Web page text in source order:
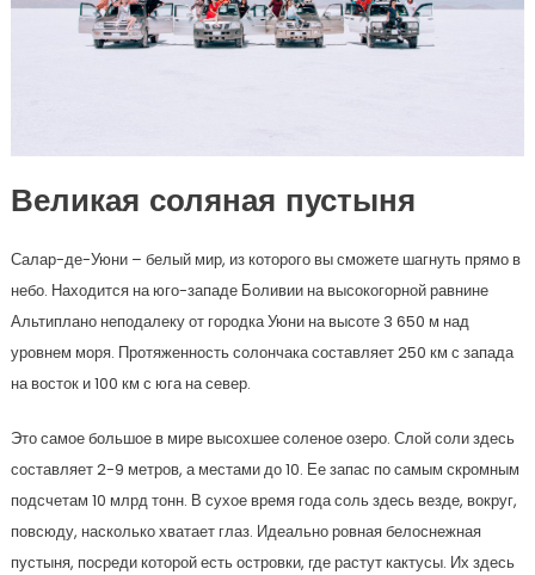
Великая соляная пустыня
Салар-де-Уюни – белый мир, из которого вы сможете шагнуть прямо в
небо. Находится на юго-западе Боливии на высокогорной равнине
Альтиплано неподалеку от городка Уюни на высоте 3 650 м над
уровнем моря. Протяженность солончака составляет 250 км с запада
на восток и 100 км с юга на север.
Это самое большое в мире высохшее соленое озеро. Слой соли здесь
составляет 2-9 метров, а местами до 10. Ее запас по самым скромным
подсчетам 10 млрд тонн. В сухое время года соль здесь везде, вокруг,
повсюду, насколько хватает глаз. Идеально ровная белоснежная
пустыня, посреди которой есть островки, где растут кактусы. Их здесь